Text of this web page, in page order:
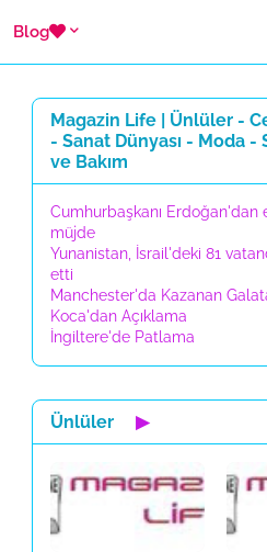
Blog
Magazin Life | Ünlüler -
- Sanat Dünyası - Moda
ve Bakım
Cumhurbaşkanı Erdoğan'dan
müjde
Yunanistan, İsrail'deki 81
etti
Manchester'da Kazanan
Koca'dan Açıklama
İngiltere'de Patlama
Ünlüler ▶